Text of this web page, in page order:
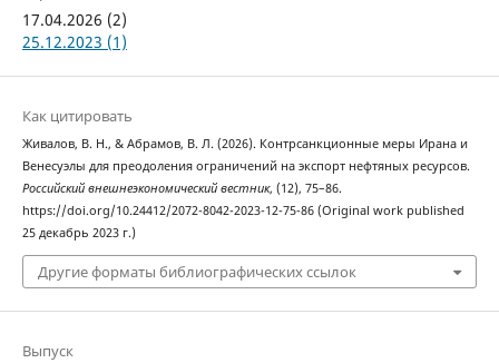
17.04.2026 (2)
25.12.2023 (1)
Как цитировать
Живалов, В. Н., & Абрамов, В. Л. (2026). Контрсанкционные меры Ирана и
Венесуэлы для преодоления ограничений на экспорт нефтяных ресурсов.
Российский внешнеэкономический вестник, (12), 75–86.
https://doi.org/10.24412/2072-8042-2023-12-75-86 (Original work published
25 декабрь 2023 г.)
Другие форматы библиографических ссылок
Выпуск